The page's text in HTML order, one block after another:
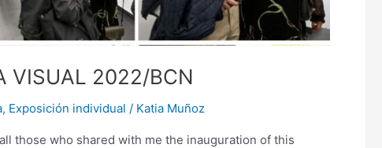
VISUAL 2022/BCN
, Exposición individual / Katia Muñoz
those who shared with me the inauguration of this